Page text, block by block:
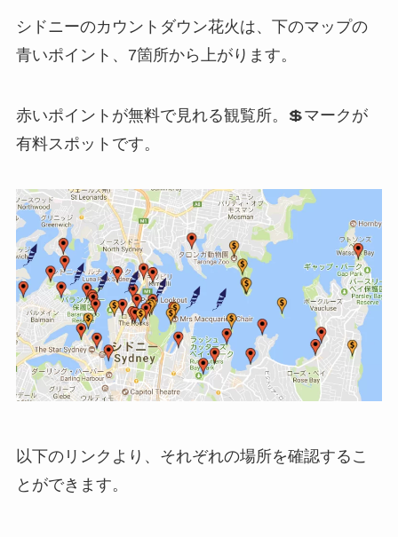
シドニーのカウントダウン花火は、下のマップの
青いポイント、7箇所から上がります。
赤いポイントが無料で見れる観覧所。💲マークが
有料スポットです。
以下のリンクより、それぞれの場所を確認するこ
とができます。